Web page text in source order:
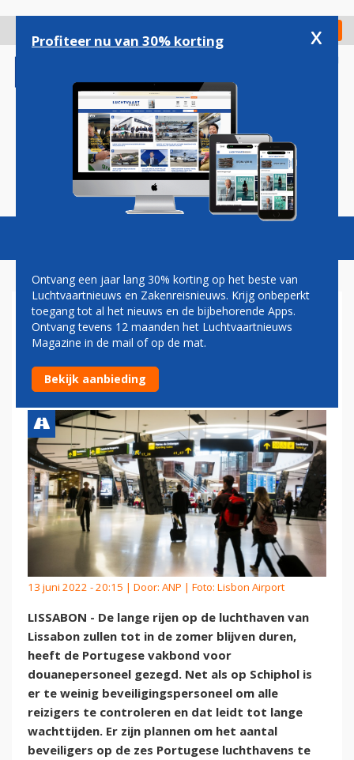
gaan
Check in
Magazine Podcasts Vacatures
OOK OP LUCHTHAVEN
LISSABON LANGE RIJEN DEZE
ZOMER
13 juni 2022 - 20:15 | Door: ANP | Foto: Lisbon Airport
LISSABON - De lange rijen op de luchthaven van
Lissabon zullen tot in de zomer blijven duren,
heeft de Portugese vakbond voor
douanepersoneel gezegd. Net als op Schiphol is
er te weinig beveiligingspersoneel om alle
reizigers te controleren en dat leidt tot lange
wachttijden. Er zijn plannen om het aantal
beveiligers op de zes Portugese luchthavens te
Profiteer nu van 30% korting x
Ontvang een jaar lang 30% korting op het beste van
Luchtvaartnieuws en Zakenreisnieuws. Krijg onbeperkt
toegang tot al het nieuws en de bijbehorende Apps.
Ontvang tevens 12 maanden het Luchtvaartnieuws
Magazine in de mail of op de mat.
Bekijk aanbieding